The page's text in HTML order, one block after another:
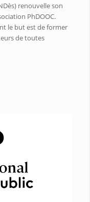
renouvelle son
PhDOOC.
le but est de former
de toutes